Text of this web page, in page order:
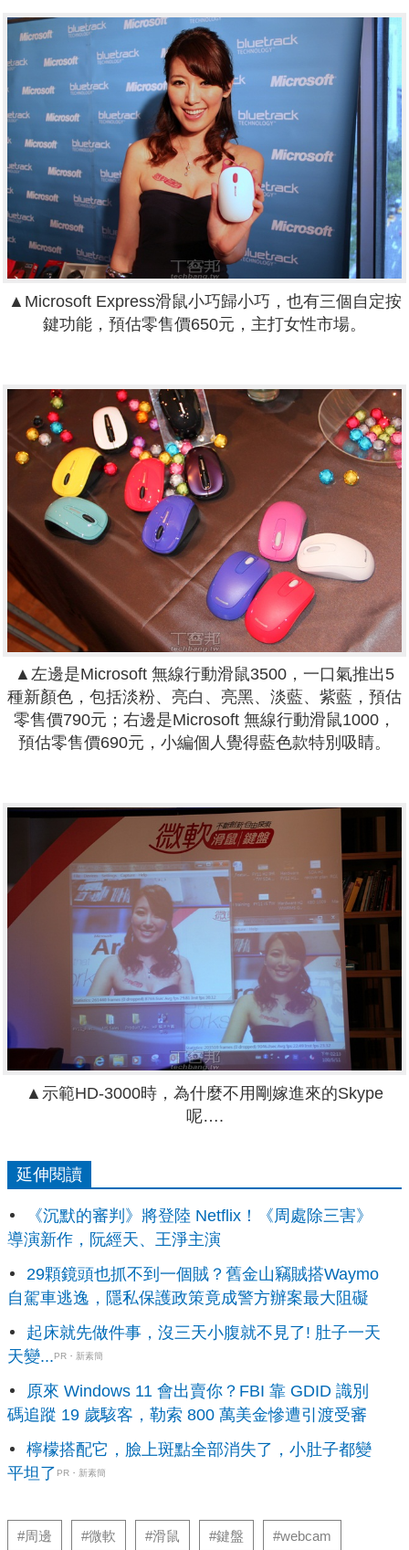
▲Microsoft Express滑鼠小巧歸小巧，也有三個自定按
鍵功能，預估零售價650元，主打女性市場。
▲左邊是Microsoft 無線行動滑鼠3500，一口氣推出5
種新顏色，包括淡粉、亮白、亮黑、淡藍、紫藍，預估
零售價790元；右邊是Microsoft 無線行動滑鼠1000，
預估零售價690元，小編個人覺得藍色款特別吸睛。
▲示範HD-3000時，為什麼不用剛嫁進來的Skype
呢….
延伸閱讀
《沉默的審判》將登陸 Netflix！《周處除三害》
導演新作，阮經天、王淨主演
29顆鏡頭也抓不到一個賊？舊金山竊賊搭Waymo
自駕車逃逸，隱私保護政策竟成警方辦案最大阻礙
起床就先做件事，沒三天小腹就不見了! 肚子一天
天變... PR・新素簡
原來 Windows 11 會出賣你？FBI 靠 GDID 識別
碼追蹤 19 歲駭客，勒索 800 萬美金慘遭引渡受審
檸檬搭配它，臉上斑點全部消失了，小肚子都變
平坦了 PR・新素簡
#周邊 #微軟 #滑鼠 #鍵盤 #webcam